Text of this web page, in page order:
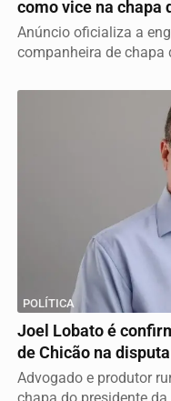
como vice na chapa
Anúncio oficializa a
companheira de chapa
POLÍTICA
Joel Lobato é
de Chicão na
Advogado e produtor